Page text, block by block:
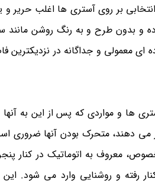
بر روی آستری ها اغلب حریر
و بدون طرح و به رنگ روشن
معمولی و جداگانه در نزدیکترین
ها و مواردی که پس از این به
دهند، متحرک بودن آنها ضروری
معروف به اتوماتیک در کنار
رفته و روشنایی وارد می شود.